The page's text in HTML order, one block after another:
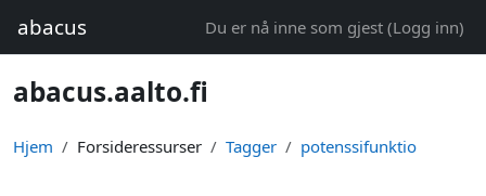
abacus Du er nå inne som gjest (Logg inn)
abacus.aalto.fi
Hjem Forsideressurser Tagger potenssifunktio